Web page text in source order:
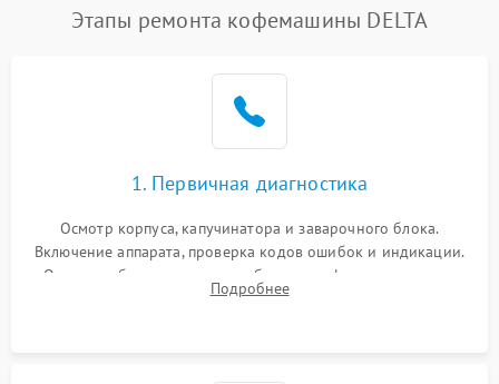
Этапы ремонта кофемашины DELTA
1. Первичная диагностика
Осмотр корпуса, капучинатора и заварочного блока.
Включение аппарата, проверка кодов ошибок и индикации.
Оценка работы помпы, термоблока и кофемолки на слух.
Измерение температуры и давления воды для выявления
Подробнее